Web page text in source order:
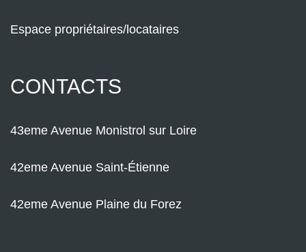
Espace propriétaires/locataires
CONTACTS
43eme Avenue Monistrol sur Loire
42eme Avenue Saint-Étienne
42eme Avenue Plaine du Forez